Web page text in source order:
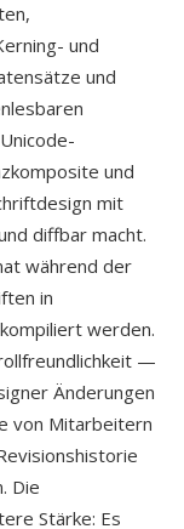
und
und
und
mit
diffbar macht.
während der
in
werden.
—
Änderungen
von Mitarbeitern
Die
Stärke: Es